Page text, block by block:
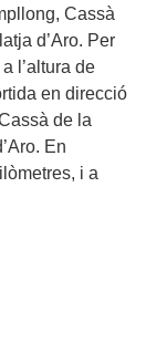
Cassà
d’Aro. Per
l’altura de
en direcció
de la
En
i a